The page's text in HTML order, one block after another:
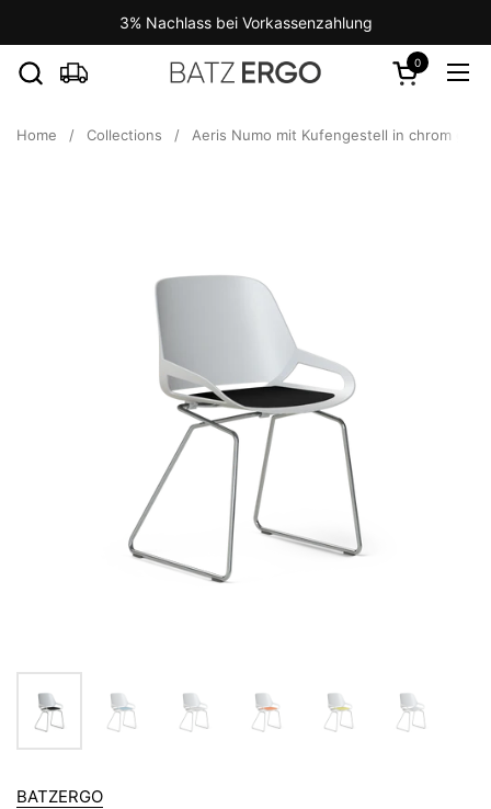
3% Nachlass bei Vorkassenzahlung
Open cart
0
Home / Collections / Aeris Numo mit Kufengestell in chrom
BATZERGO